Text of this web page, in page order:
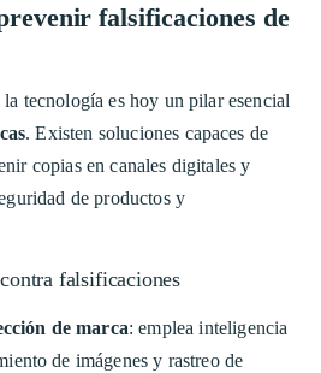
falsificaciones de
tecnología es hoy un pilar esencial
. Existen soluciones capaces de
copias en canales digitales y
de productos y
falsificaciones
de marca: emplea inteligencia
de imágenes y rastreo de